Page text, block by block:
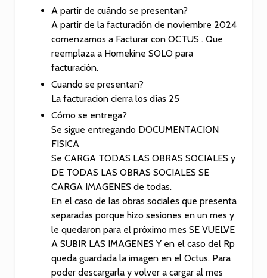
A partir de cuándo se presentan?
A partir de la facturación de noviembre 2024
comenzamos a Facturar con OCTUS . Que
reemplaza a Homekine SOLO para
facturación.
Cuando se presentan?
La facturacion cierra los días 25
Cómo se entrega?
Se sigue entregando DOCUMENTACION
FISICA
Se CARGA TODAS LAS OBRAS SOCIALES y
DE TODAS LAS OBRAS SOCIALES SE
CARGA IMAGENES de todas.
En el caso de las obras sociales que presenta
separadas porque hizo sesiones en un mes y
le quedaron para el próximo mes SE VUELVE
A SUBIR LAS IMAGENES Y en el caso del Rp
queda guardada la imagen en el Octus. Para
poder descargarla y volver a cargar al mes
Independent
A Guide to Safe
Play
Fußballwetten
leicht gemacht:
Beste Wettanbieter
ohne OASIS im Test
Claim your rewards
with exciting
bonuses and quick
The
Bucuria
telefon:
decât